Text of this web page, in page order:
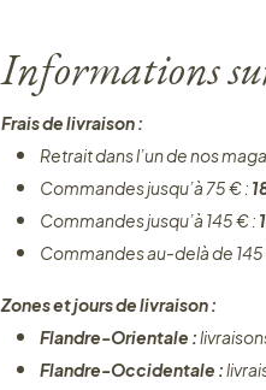
Informations
Frais de livraison :
Retrait dans l’un de nos
Commandes jusqu’à 75 € :
Commandes jusqu’à 145 € :
Commandes au-delà de 145
Zones et jours de livraison :
Flandre-Orientale :
Flandre-Occidentale :